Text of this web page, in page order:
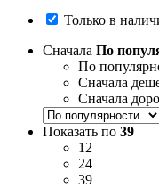
Только в
Сначала По
По
Сначала
Сначала
Показать по 39
12
24
39